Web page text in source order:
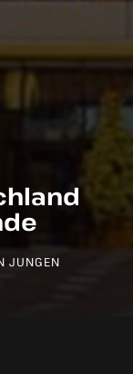
JUNGEN